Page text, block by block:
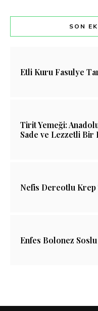
SON
Etli Kuru Fasulye
Tirit Yemeği:
Sade ve Lezzetli Bir
Nefis Dereotlu
Enfes Bolonez